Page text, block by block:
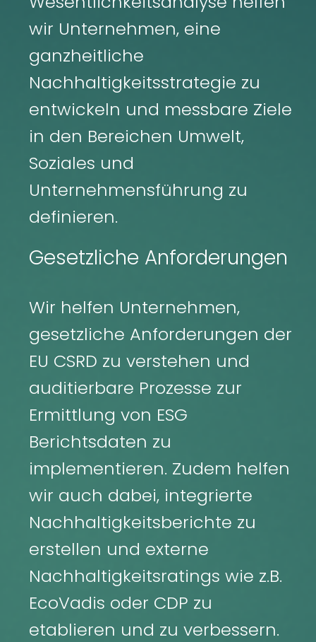
wir Unternehmen, eine
ganzheitliche
Nachhaltigkeitsstrategie zu
entwickeln und messbare Ziele
in den Bereichen Umwelt,
Soziales und
Unternehmensführung zu
definieren.
Gesetzliche Anforderungen
Wir helfen Unternehmen,
gesetzliche Anforderungen der
EU CSRD zu verstehen und
auditierbare Prozesse zur
Ermittlung von ESG
Berichtsdaten zu
implementieren. Zudem helfen
wir auch dabei, integrierte
Nachhaltigkeitsberichte zu
erstellen und externe
Nachhaltigkeitsratings wie z.B.
EcoVadis oder CDP zu
etablieren und zu verbessern.